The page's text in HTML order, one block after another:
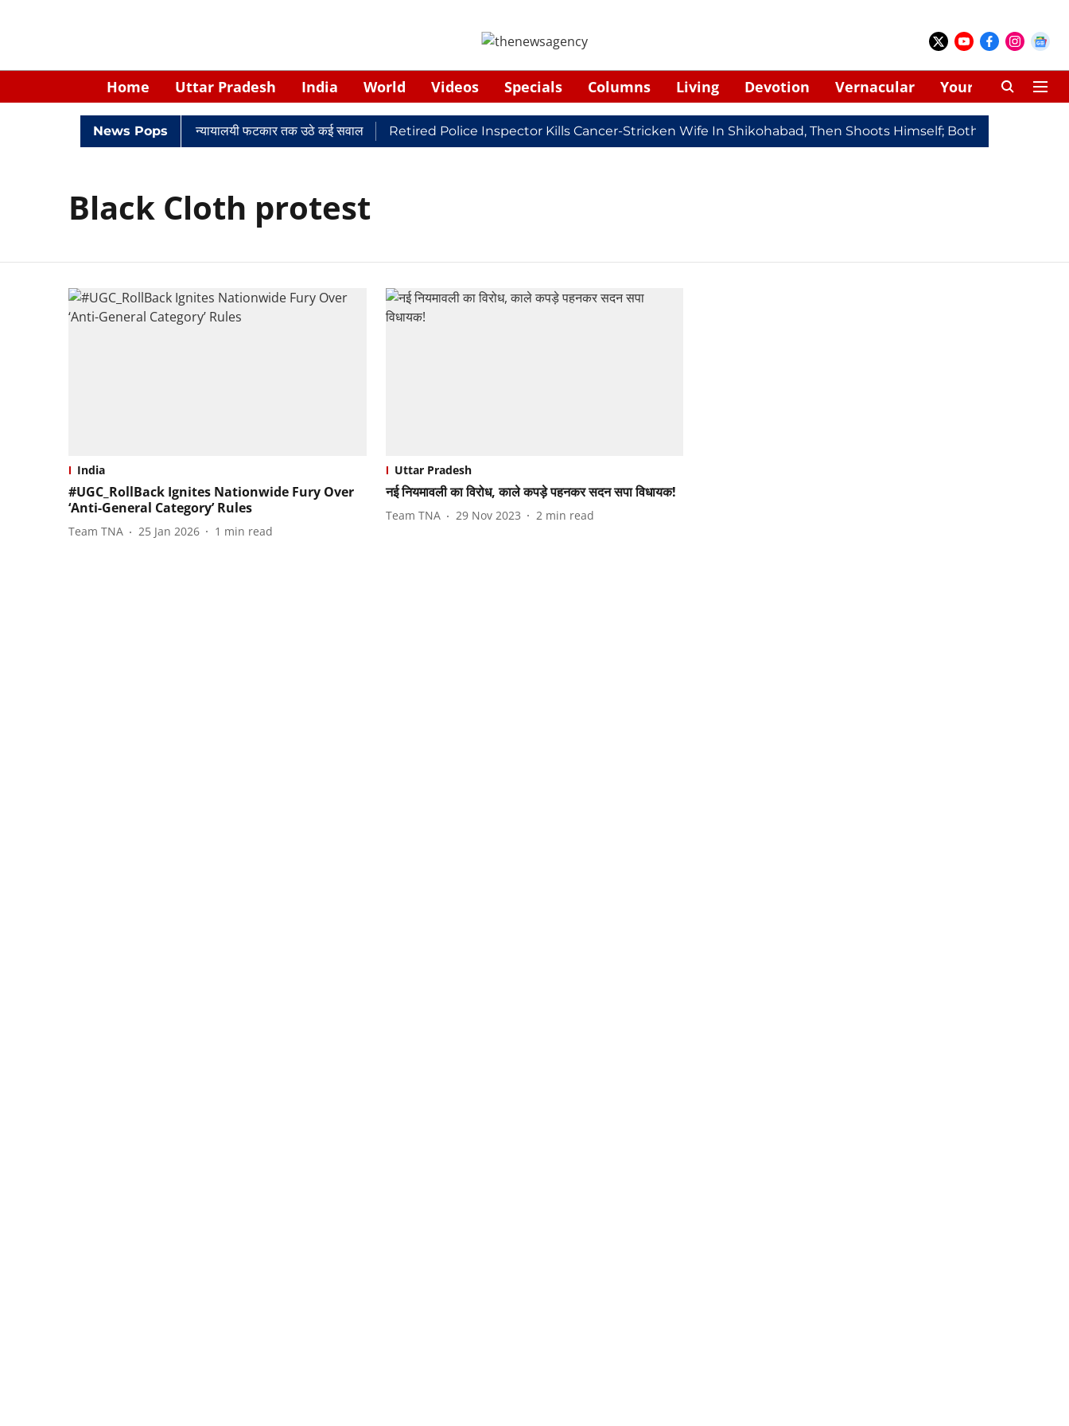
Home Uttar Pradesh India World Videos Specials Columns Living Devotion Vernacular Your Space
News Pops
विवादों में घिरे केपी सिंह: नियुक्ति से लेकर न्यायालयी फटकार तक उठे कई सवाल Retired Police Inspector Kills Cancer-Stricken Wife In Shikohabad, Then Shoots Himself; Both Dead
Black Cloth protest
India
#UGC_RollBack Ignites Nationwide Fury Over
‘Anti-General Category’ Rules
Team TNA 25 Jan 2026 1 min read
Uttar Pradesh
नई नियमावली का विरोध, काले कपड़े पहनकर सदन सपा विधायक!
Team TNA 29 Nov 2023 2 min read